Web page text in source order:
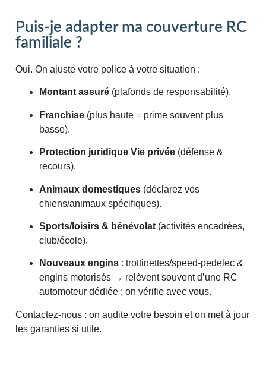
Puis-je adapter ma couverture RC
familiale ?
Oui. On ajuste votre police à votre situation :
Montant assuré (plafonds de responsabilité).
Franchise (plus haute = prime souvent plus
basse).
Protection juridique Vie privée (défense &
recours).
Animaux domestiques (déclarez vos
chiens/animaux spécifiques).
Sports/loisirs & bénévolat (activités encadrées,
club/école).
Nouveaux engins : trottinettes/speed-pedelec &
engins motorisés → relèvent souvent d’une RC
automoteur dédiée ; on vérifie avec vous.
Contactez-nous : on audite votre besoin et on met à jour
les garanties si utile.